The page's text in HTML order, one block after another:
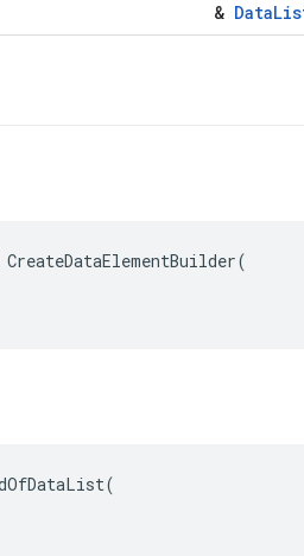
&
CreateDataElementBuilder(